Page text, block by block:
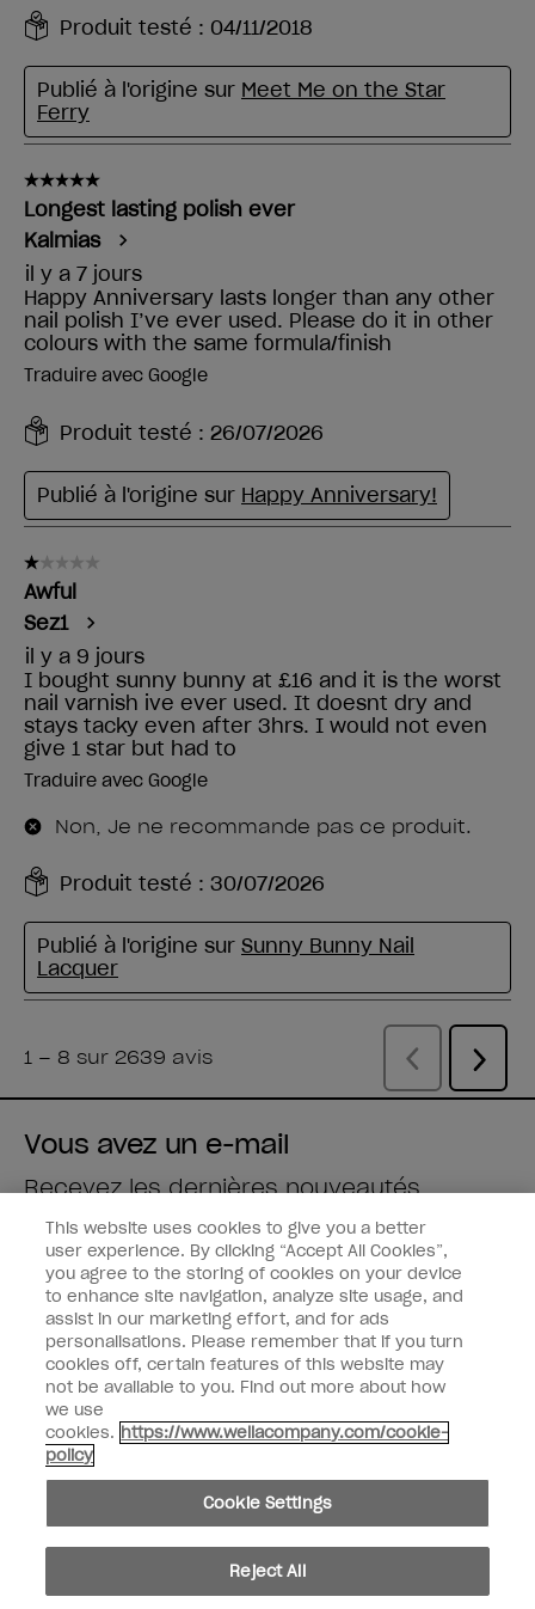
Vous avez un e-mail
Recevez les dernières nouveautés
Saisissez votre adresse e-mail *
Type de client
Fan de vernis
Professionnel
M'INSCRIRE
Informations clients
Connectez-Vous
This website uses cookies to give you a better
user experience. By clicking “Accept All Cookies”,
you agree to the storing of cookies on your device
to enhance site navigation, analyze site usage, and
assist in our marketing effort, and for ads
personalisations. Please remember that if you turn
cookies off, certain features of this website may
not be available to you. Find out more about how
we use
cookies. https://www.wellacompany.com/cookie-
policy
Cookie Settings
Reject All